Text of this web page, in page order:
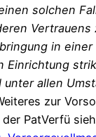
solchen
Vertrauens
in
Einrichtung
unter allen
zur
PatVerfü